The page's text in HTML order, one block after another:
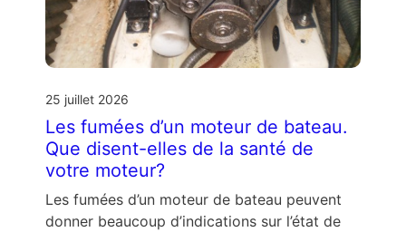
25 juillet 2026
Les fumées d’un moteur de bateau.
Que disent-elles de la santé de
votre moteur?
Les fumées d’un moteur de bateau peuvent
donner beaucoup d’indications sur l’état de